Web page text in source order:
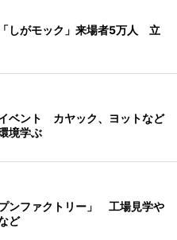
しがモック」来場者5万人 立
ベント カヤック、ヨットなど
境学ぶ
ンファクトリー」 工場見学や
ど